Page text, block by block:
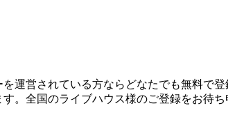
運営されている方ならどなたでも無料で
。全国のライブハウス様のご登録をお待ち